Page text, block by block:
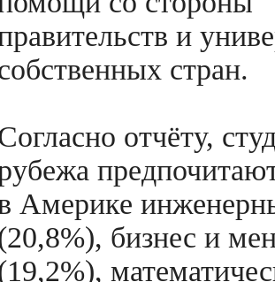
и
стран.
отчёту,
Америке
бизнес и